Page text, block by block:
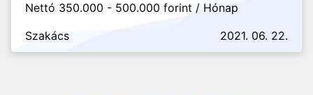
Nettó 350.000 - 500.000 forint / Hónap
Szakács
2021. 06. 22.